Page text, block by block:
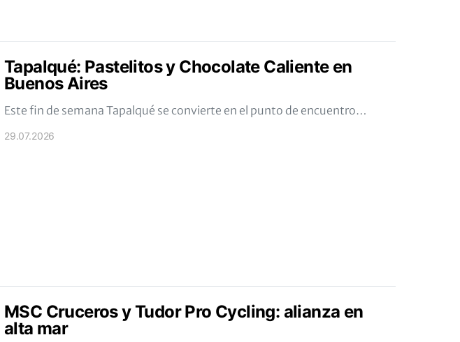
Tapalqué: Pastelitos y Chocolate Caliente en
Buenos Aires
Este fin de semana Tapalqué se convierte en el punto de encuentro…
29.07.2026
MSC Cruceros y Tudor Pro Cycling: alianza en
alta mar